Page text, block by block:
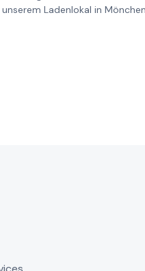
Ladenlokal in